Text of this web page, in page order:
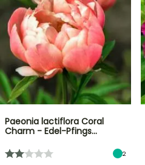
Paeonia lactiflora Coral
Charm - Edel-Pfings…
2